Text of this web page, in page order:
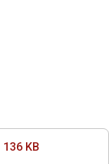
136 KB